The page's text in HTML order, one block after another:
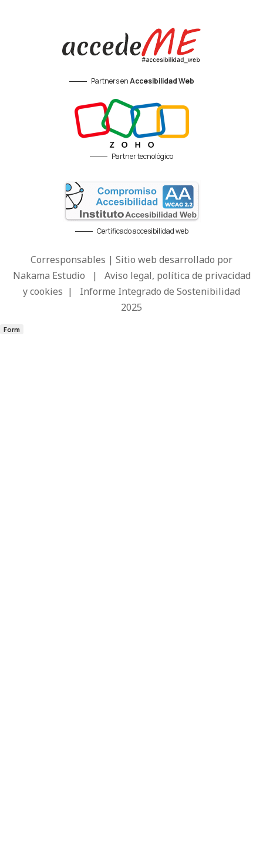
Partners enAccesibilidad Web
Partner tecnológico
Certificado accesibilidad web
Corresponsables | Sitio web desarrollado por
Nakama Estudio | Aviso legal, política de privacidad
y cookies | Informe Integrado de Sostenibilidad
2025
Form